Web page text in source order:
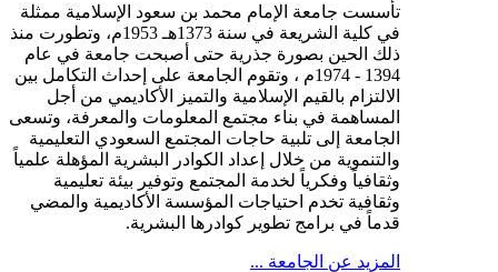
تأسست جامعة الإمام محمد بن سعود الإسلامية ممثلة
في كلية الشريعة في سنة 1373هـ 1953م، وتطورت منذ
ذلك الحين بصورة جذرية حتى أصبحت جامعة في عام
1394 - 1974م ، وتقوم الجامعة على إحداث التكامل بين
الالتزام بالقيم الإسلامية والتميز الأكاديمي من أجل
المساهمة في بناء مجتمع المعلومات والمعرفة، وتسعى
الجامعة إلى تلبية حاجات المجتمع السعودي التعليمية
والتنموية من خلال إعداد الكوادر البشرية المؤهلة علمياً
وثقافياً وفكرياً لخدمة المجتمع وتوفير بيئة تعليمية
وثقافية تخدم احتياجات المؤسسة الأكاديمية والمضي
قدماً في برامج تطوير كوادرها البشرية.
المزيد عن الجامعة ...